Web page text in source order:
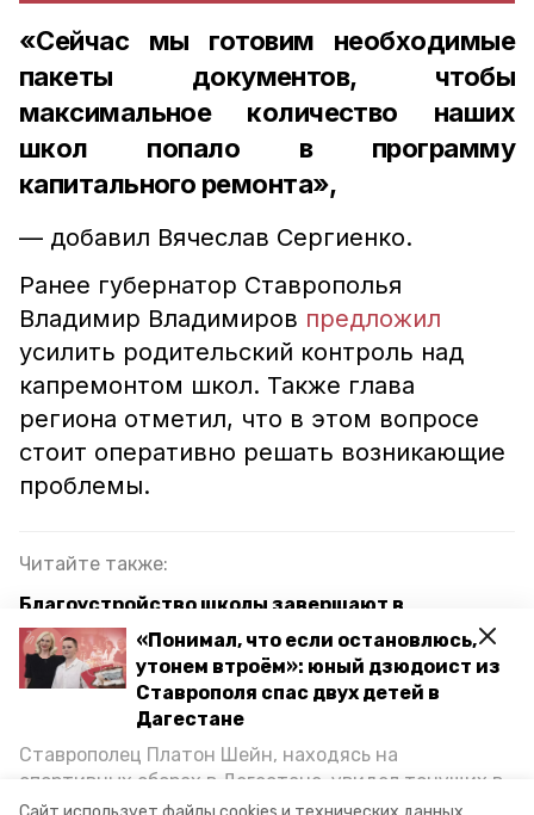
«Понимал, что если остановлюсь,
утонем втроём»: юный дзюдоист из
Ставрополя спас двух детей в
Дагестане
Ставрополец Платон Шейн, находясь на
спортивных сборах в Дегестане, увидел тонущих в
Каспийском море детей и бросился на помощь. По
«Сейчас мы готовим необходимые
пакеты документов, чтобы
максимальное количество наших
школ попало в программу
капитального ремонта»,
— добавил Вячеслав Сергиенко.
Ранее губернатор Ставрополья
Владимир Владимиров предложил
усилить родительский контроль над
капремонтом школ. Также глава
региона отметил, что в этом вопросе
стоит оперативно решать возникающие
проблемы.
Читайте также:
Благоустройство школы завершают в
ставропольском селе
При капремонте школы в посёлке Георгиевского
округа обнаружили ряд недочётов
ставропольский край